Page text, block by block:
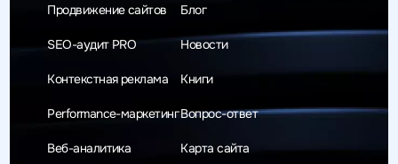
Продвижение сайтов
SEO-аудит PRO
Контекстная реклама
Performance-маркетинг
Веб-аналитика
Блог
Новости
Книги
Вопрос-ответ
Карта сайта